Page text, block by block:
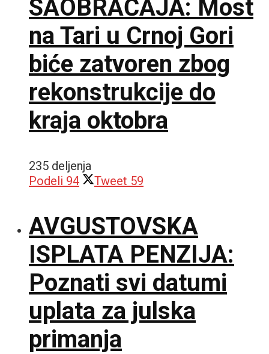
SAOBRAĆAJA: Most
na Tari u Crnoj Gori
biće zatvoren zbog
rekonstrukcije do
kraja oktobra
235 deljenja
Podeli 94 Tweet 59
AVGUSTOVSKA
ISPLATA PENZIJA:
Poznati svi datumi
uplata za julska
primanja